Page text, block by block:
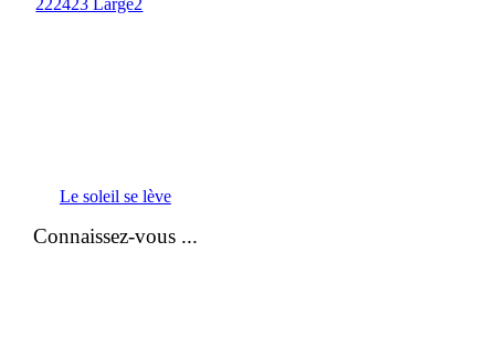
Le soleil se lève
Connaissez-vous ...